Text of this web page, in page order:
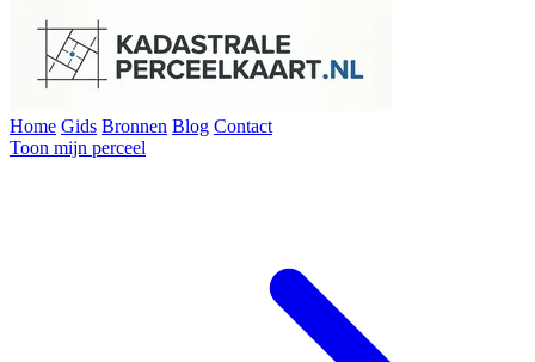
Home Gids Bronnen Blog Contact
Toon mijn perceel